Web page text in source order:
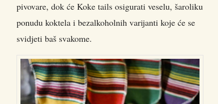
pivovare, dok će Koke tails osigurati veselu, šaroliku
ponudu koktela i bezalkoholnih varijanti koje će se
svidjeti baš svakome.